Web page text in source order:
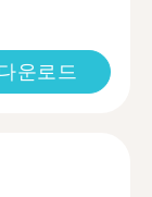
운로드